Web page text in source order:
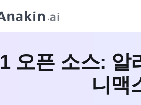
오픈 소스: 알
니맥